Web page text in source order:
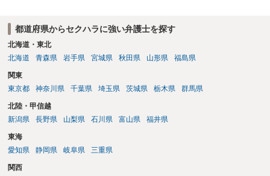
都道府県からセクハラに強い弁護士を探す
北海道・東北
北海道
青森県 岩手県 宮城県 秋田県 山形県 福島県
関東
東京都
神奈川県 千葉県 埼玉県 茨城県 栃木県 群馬県
北陸・甲信越
新潟県
長野県 山梨県 石川県 富山県 福井県
東海
愛知県
静岡県 岐阜県 三重県
関西